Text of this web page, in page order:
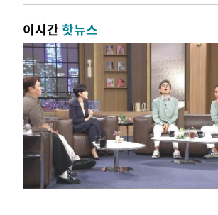
이시간핫뉴스